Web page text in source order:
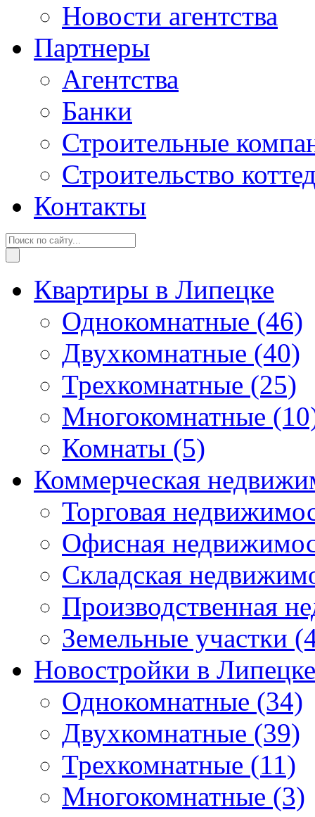
Новости агентства
Партнеры
Агентства
Банки
Строительные
Строительство
Контакты
Квартиры в Липецке
Однокомнатные (46)
Двухкомнатные (40)
Трехкомнатные (25)
Многокомнатные
Комнаты (5)
Коммерческая
Торговая
Офисная
Складская
Производственная
Земельные участки
Новостройки в Липецке
Однокомнатные (34)
Двухкомнатные (39)
Трехкомнатные (11)
Многокомнатные (3)